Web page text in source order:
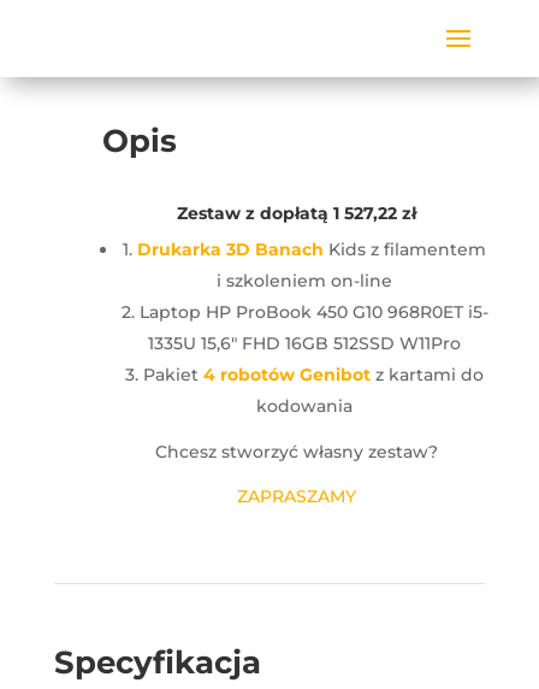
Opis
Zestaw z dopłatą 1 527,22 zł
1. Drukarka 3D Banach Kids z filamentem
i szkoleniem on-line
2. Laptop HP ProBook 450 G10 968R0ET i5-
1335U 15,6″ FHD 16GB 512SSD W11Pro
3. Pakiet4 robotów Genibot z kartami do
kodowania
Chcesz stworzyć własny zestaw?
ZAPRASZAMY
Specyfikacja